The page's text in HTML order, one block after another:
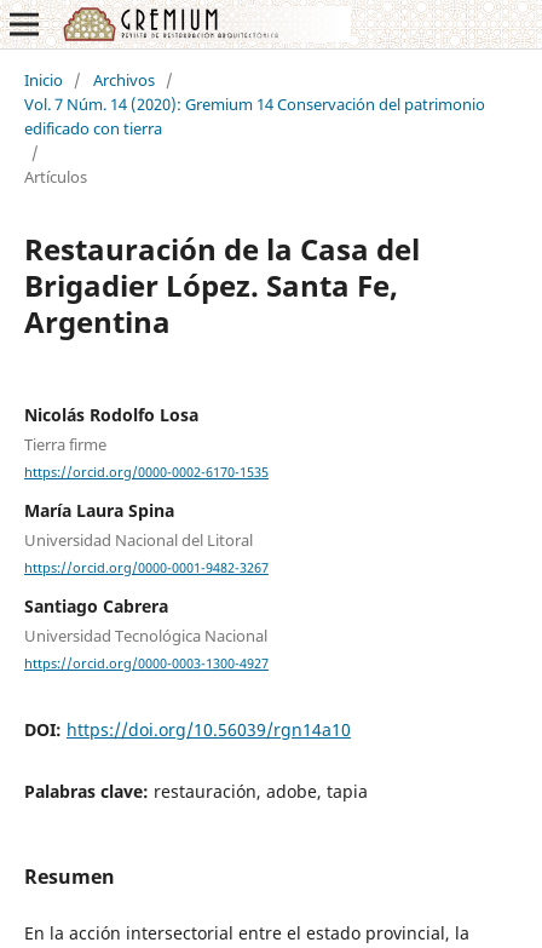
Inicio / Archivos /
Vol. 7 Núm. 14 (2020): Gremium 14 Conservación del patrimonio
edificado con tierra
/
Artículos
Restauración de la Casa del
Brigadier López. Santa Fe,
Argentina
Nicolás Rodolfo Losa
Tierra firme
https://orcid.org/0000-0002-6170-1535
María Laura Spina
Universidad Nacional del Litoral
https://orcid.org/0000-0001-9482-3267
Santiago Cabrera
Universidad Tecnológica Nacional
https://orcid.org/0000-0003-1300-4927
DOI: https://doi.org/10.56039/rgn14a10
Palabras clave: restauración, adobe, tapia
Resumen
En la acción intersectorial entre el estado provincial, la